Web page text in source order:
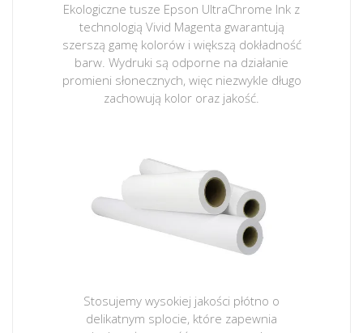
Ekologiczne tusze Epson UltraChrome Ink z
technologią Vivid Magenta gwarantują
szerszą gamę kolorów i większą dokładność
barw. Wydruki są odporne na działanie
promieni słonecznych, więc niezwykle długo
zachowują kolor oraz jakość.
Stosujemy wysokiej jakości płótno o
delikatnym splocie, które zapewnia